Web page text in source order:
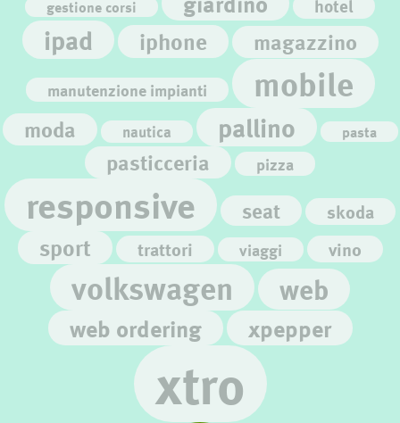
gestione corsi hotel
ipad iphone magazzino
manutenzione impianti mobile
moda nautica pallino pasta
pasticceria pizza
responsive seat skoda
sport trattori viaggi vino
volkswagen web
web ordering xpepper
xtro